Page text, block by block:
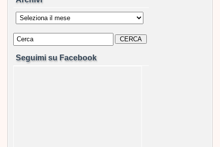
Archivi
Seguimi su Facebook